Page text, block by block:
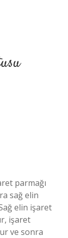
parmağı
sağ elin
elin işaret
işaret
ve sonra